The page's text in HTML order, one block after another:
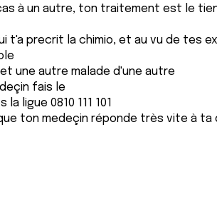
à un autre, ton traitement est le
t'a precrit la chimio, et au vu de tes
une autre malade d'une autre
fais le
ligue 0810 111 101
ton medeçin réponde très vite à ta